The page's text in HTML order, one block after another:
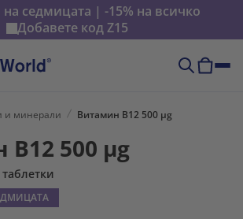
седмицата | -15% на всичко
Добавете кодZ15
и минерали Витамин B12 500 µg
500 µg